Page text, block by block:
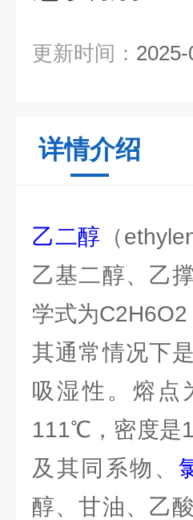
更新时间：
详情介绍
乙二醇 （
乙基二醇、乙
学式为
其通常情况下
吸湿性。熔
111℃，密度是
及其同系物、
醇、甘油、乙